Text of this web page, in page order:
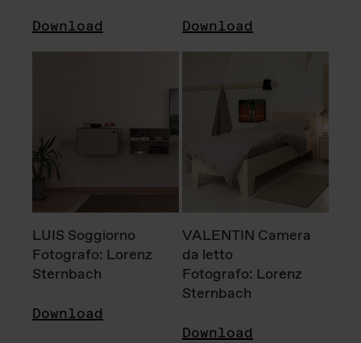
Download Download
LUIS Soggiorno
Fotografo: Lorenz
Sternbach
Download
VALENTIN Camera
da letto
Fotografo: Lorenz
Sternbach
Download